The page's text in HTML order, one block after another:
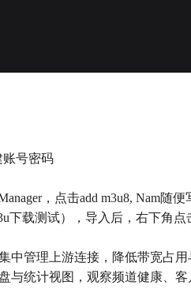
账号密码
，点击add m3u8, Nam随
下载测试），导入后，右下角
中管理上游连接，降低带宽占
与统计视图，观察频道健康、